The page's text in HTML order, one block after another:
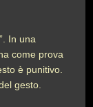
In una
come prova
è punitivo.
gesto.